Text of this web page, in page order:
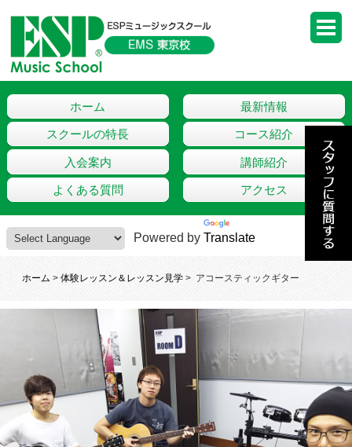
ホーム 最新情報
スクールの特長 コース紹介
入会案内 講師紹介
よくある質問 アクセス
Powered by Translate
ホーム >体験レッスン＆レッスン見学 > アコースティックギター